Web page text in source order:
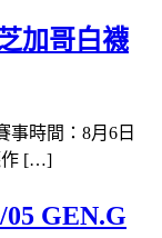
加哥白襪
事時間：8月6日
作 […]
GEN.G